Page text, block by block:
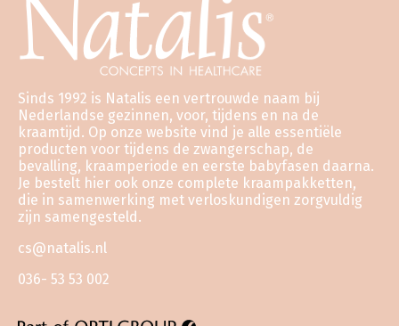
Sinds 1992 is Natalis een vertrouwde naam bij
Nederlandse gezinnen, voor, tijdens en na de
kraamtijd. Op onze website vind je alle essentiële
producten voor tijdens de zwangerschap, de
bevalling, kraamperiode en eerste babyfasen daarna.
Je bestelt hier ook onze complete kraampakketten,
die in samenwerking met verloskundigen zorgvuldig
zijn samengesteld.
cs@natalis.nl
036- 53 53 002